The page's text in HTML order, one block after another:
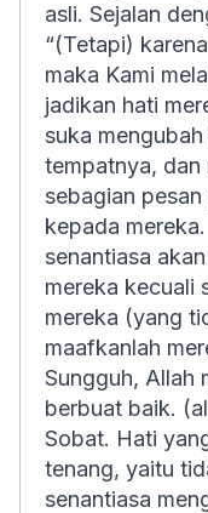
asli. Sejalan
“(Tetapi)
maka Kami
jadikan hati
suka
tempatnya, dan
sebagian
kepada
senantiasa
mereka kecuali
mereka (yang
maafkanlah
Sungguh, Allah
berbuat baik.
Sobat. Hati
tenang, yaitu
senantiasa